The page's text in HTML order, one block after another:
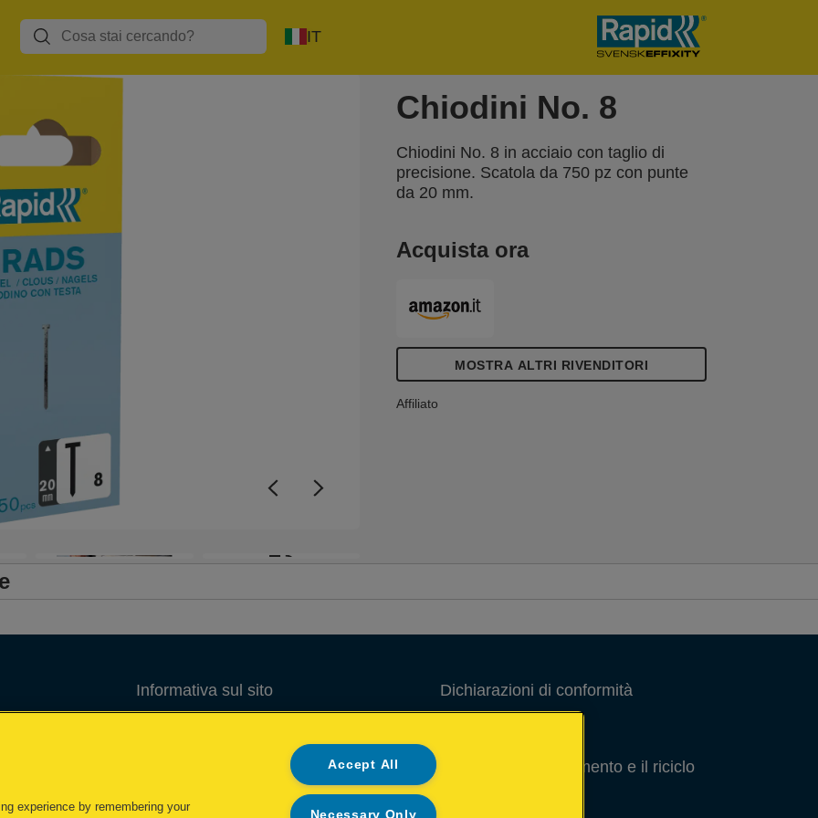
IT
+3
Chiodini No. 8
Chiodini No. 8 in acciaio con taglio di
precisione. Scatola da 750 pz con punte
da 20 mm.
Acquista ora
MOSTRA ALTRI RIVENDITORI
Affiliato
Informativa sul sito
Gestione dei miei dati
Dichiarazioni di conformità
Guida per lo smaltimento e il riciclo
experience by remembering your
Accept All
Necessary Only